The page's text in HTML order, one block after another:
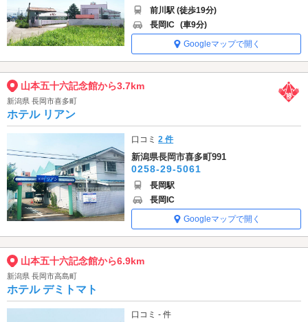
前川駅 (徒歩19分)
長岡IC (車9分)
Googleマップで開く
山本五十六記念館から3.7km
新潟県 長岡市喜多町
ホテル リアン
口コミ2 件
新潟県長岡市喜多町991
0258-29-5061
長岡駅
長岡IC
Googleマップで開く
山本五十六記念館から6.9km
新潟県 長岡市高島町
ホテル デミトマト
口コミ - 件